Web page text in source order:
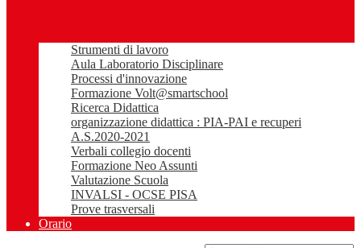
Strumenti di lavoro
Aula Laboratorio Disciplinare
Processi d'innovazione
Formazione Volt@smartschool
Ricerca Didattica
organizzazione didattica : PIA-PAI e recuperi
A.S.2020-2021
Verbali collegio docenti
Formazione Neo Assunti
Valutazione Scuola
INVALSI - OCSE PISA
Prove trasversali
Orario